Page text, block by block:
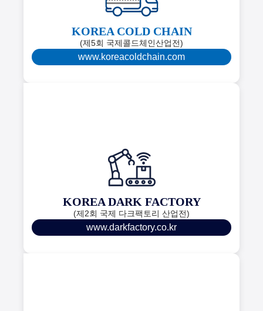
KOREA COLD CHAIN
(제5회 국제콜드체인산업전)
www.koreacoldchain.com
KOREA DARK FACTORY
(제2회 국제 다크팩토리 산업전)
www.darkfactory.co.kr